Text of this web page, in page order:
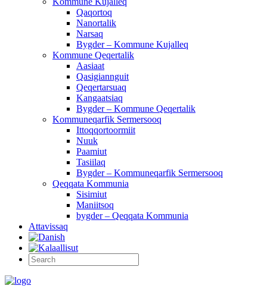
Qaqortoq
Nanortalik
Narsaq
Bygder – Kommune Kujalleq
Kommune Qeqertalik
Aasiaat
Qasigiannguit
Qeqertarsuaq
Kangaatsiaq
Bygder – Kommune Qeqertalik
Kommuneqarfik Sermersooq
Ittoqqortoormiit
Nuuk
Paamiut
Tasiilaq
Bygder – Kommuneqarfik Sermersooq
Qeqqata Kommunia
Sisimiut
Maniitsoq
bygder – Qeqqata Kommunia
Attavissaq